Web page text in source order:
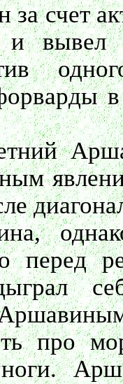
за счет
и вывел
перед
про